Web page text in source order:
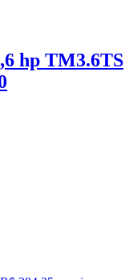
hp TM3.6TS